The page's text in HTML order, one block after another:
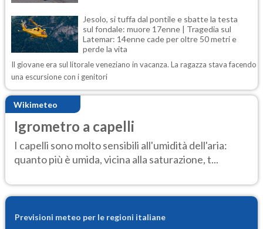
Jesolo, si tuffa dal pontile e sbatte la testa
sul fondale: muore 17enne | Tragedia sul
Latemar: 14enne cade per oltre 50 metri e
perde la vita
Il giovane era sul litorale veneziano in vacanza. La ragazza stava facendo
una escursione con i genitori
Wikimeteo
Igrometro a capelli
I capelli sono molto sensibili all'umidità dell'aria:
quanto più è umida, vicina alla saturazione, t...
Previsioni meteo per le regioni italiane